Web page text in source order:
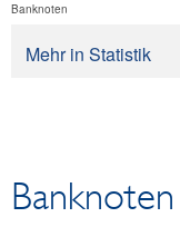
Mehr in Statistik
Zinssätze und
Banknoten
Banknoten